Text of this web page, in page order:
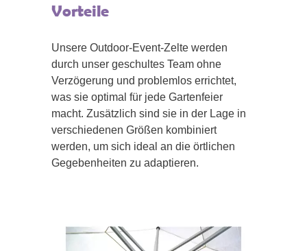
Vorteile
Unsere Outdoor-Event-Zelte werden
durch unser geschultes Team ohne
Verzögerung und problemlos errichtet,
was sie optimal für jede Gartenfeier
macht. Zusätzlich sind sie in der Lage in
verschiedenen Größen kombiniert
werden, um sich ideal an die örtlichen
Gegebenheiten zu adaptieren.